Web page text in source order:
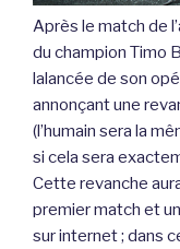
Après le match de
du champion Timo
lalancée de son
annonçant une
(l’humain sera la
si cela sera
Cette revanche
premier match et
sur internet ; dans